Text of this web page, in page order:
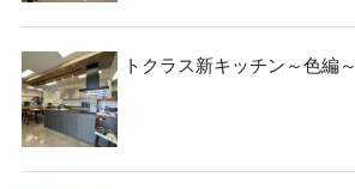
トクラス新キッチン～色編～